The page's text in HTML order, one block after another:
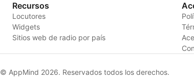
Recursos
Locutores
Widgets
Sitios web de radio por país
© AppMind 2026. Reservados todos los derechos.